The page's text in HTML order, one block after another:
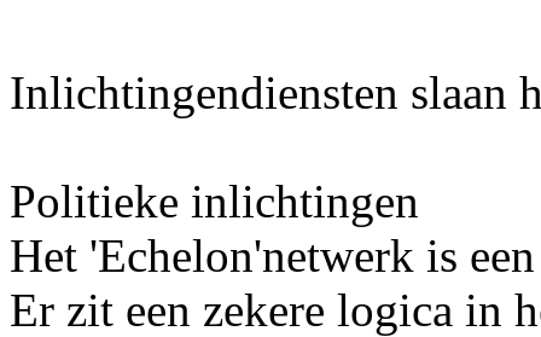
Inlichtingendiensten slaan
Politieke inlichtingen
Het 'Echelon'netwerk is
Er zit een zekere logica in